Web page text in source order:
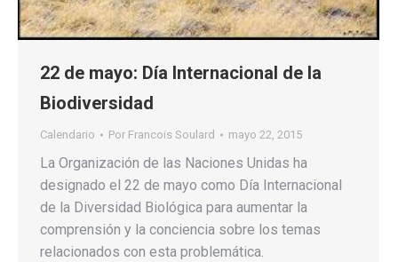
22 de mayo: Día Internacional de la
Biodiversidad
Calendario Por Francois Soulard mayo 22, 2015
La Organización de las Naciones Unidas ha
designado el 22 de mayo como Día Internacional
de la Diversidad Biológica para aumentar la
comprensión y la conciencia sobre los temas
relacionados con esta problemática.